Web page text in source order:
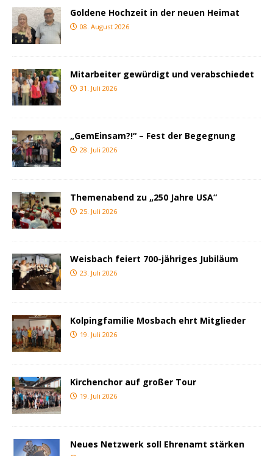
Goldene Hochzeit in der neuen Heimat
08. August 2026
Mitarbeiter gewürdigt und verabschiedet
31. Juli 2026
„GemEinsam?!“ – Fest der Begegnung
28. Juli 2026
Themenabend zu „250 Jahre USA“
25. Juli 2026
Weisbach feiert 700-jähriges Jubiläum
23. Juli 2026
Kolpingfamilie Mosbach ehrt Mitglieder
19. Juli 2026
Kirchenchor auf großer Tour
19. Juli 2026
Neues Netzwerk soll Ehrenamt stärken